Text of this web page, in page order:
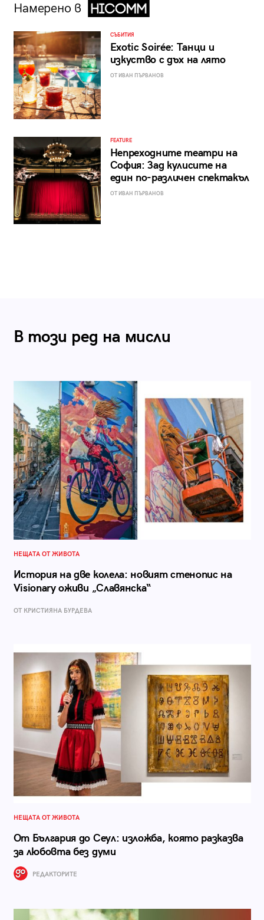
Намерено в
СЪБИТИЯ
Exotic Soirée: Танци и
изкуство с дъх на лято
ОТ ИВАН ПЪРВАНОВ
FEATURE
Непреходните театри на
София: Зад кулисите на
един по-различен спектакъл
ОТ ИВАН ПЪРВАНОВ
В този ред на мисли
НЕЩАТА ОТ ЖИВОТА
История на две колела: новият стенопис на
Visionary оживи „Славянска“
ОТ КРИСТИЯНА БУРДЕВА
НЕЩАТА ОТ ЖИВОТА
От България до Сеул: изложба, която разказва
за любовта без думи
РЕДАКТОРИТЕ